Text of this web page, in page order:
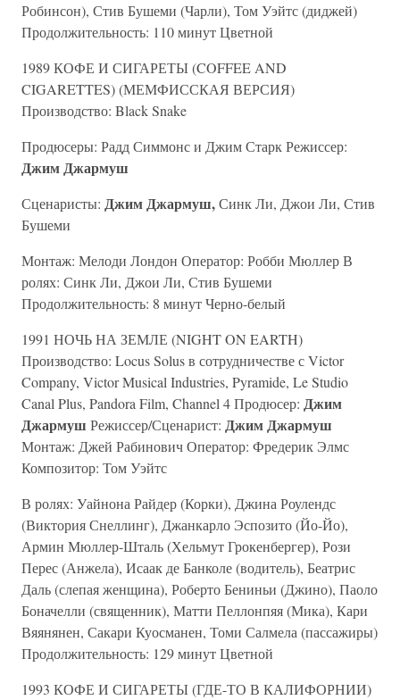
Робинсон), Стив Бушеми (Чарли), Том Уэйтс (диджей)
Продолжительность: 110 минут Цветной
1989 КОФЕ И СИГАРЕТЫ (COFFEE AND
CIGARETTES) (МЕМФИССКАЯ ВЕРСИЯ)
Производство: Black Snake
Продюсеры: Радд Симмонс и Джим Старк Режиссер:
Джим Джармуш
Сценаристы: Джим Джармуш,Синк Ли, Джои Ли, Стив
Бушеми
Монтаж: Мелоди Лондон Оператор: Робби Мюллер В
ролях: Синк Ли, Джои Ли, Стив Бушеми
Продолжительность: 8 минут Черно-белый
1991 НОЧЬ НА ЗЕМЛЕ (NIGHT ON EARTH)
Производство: Locus Solus в сотрудничестве с Victor
Company, Victor Musical Industries, Pyramide, Le Studio
Canal Plus, Pandora Film, Channel 4 Продюсер: Джим
Джармуш Режиссер/Сценарист: Джим Джармуш
Монтаж: Джей Рабинович Оператор: Фредерик Элмс
Композитор: Том Уэйтс
В ролях: Уайнона Райдер (Корки), Джина Роулендс
(Виктория Снеллинг), Джанкарло Эспозито (Йо-Йо),
Армин Мюллер-Шталь (Хельмут Грокенбергер), Рози
Перес (Анжела), Исаак де Банколе (водитель), Беатрис
Даль (слепая женщина), Роберто Бениньи (Джино), Паоло
Боначелли (священник), Матти Пеллонпяя (Мика), Кари
Вяянянен, Сакари Куосманен, Томи Салмела (пассажиры)
Продолжительность: 129 минут Цветной
1993 КОФЕ И СИГАРЕТЫ (ГДЕ-ТО В КАЛИФОРНИИ)